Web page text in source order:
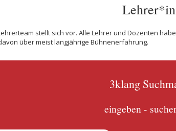
stellt sich vor. Alle Lehrer und Dozenten
über meist langjährige Bühnenerfahrung.
3klang
eingeben -